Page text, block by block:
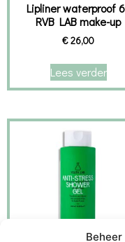
Lipliner waterproof
RVB LAB make-up
€26,00
Lees verder